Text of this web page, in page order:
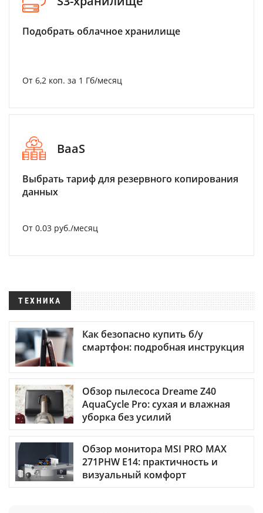
Подобрать облачное хранилище
От 6,2 коп. за 1 Гб/месяц
BaaS
Выбрать тариф для резервного копирования
данных
От 0.03 руб./месяц
ТЕХНИКА
Как безопасно купить б/у
смартфон: подробная инструкция
Обзор пылесоса Dreame Z40
AquaCycle Pro: сухая и влажная
уборка без усилий
Обзор монитора MSI PRO MAX
271PHW E14: практичность и
визуальный комфорт